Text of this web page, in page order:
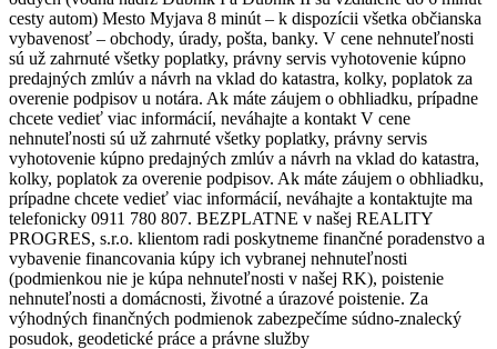
cesty autom) Mesto Myjava 8 minút – k dispozícii všetka občianska
vybavenosť – obchody, úrady, pošta, banky. V cene nehnuteľnosti
sú už zahrnuté všetky poplatky, právny servis vyhotovenie kúpno
predajných zmlúv a návrh na vklad do katastra, kolky, poplatok za
overenie podpisov u notára. Ak máte záujem o obhliadku, prípadne
chcete vedieť viac informácií, neváhajte a kontakt V cene
nehnuteľnosti sú už zahrnuté všetky poplatky, právny servis
vyhotovenie kúpno predajných zmlúv a návrh na vklad do katastra,
kolky, poplatok za overenie podpisov. Ak máte záujem o obhliadku,
prípadne chcete vedieť viac informácií, neváhajte a kontaktujte ma
telefonicky 0911 780 807. BEZPLATNE v našej REALITY
PROGRES, s.r.o. klientom radi poskytneme finančné poradenstvo a
vybavenie financovania kúpy ich vybranej nehnuteľnosti
(podmienkou nie je kúpa nehnuteľnosti v našej RK), poistenie
nehnuteľnosti a domácnosti, životné a úrazové poistenie. Za
výhodných finančných podmienok zabezpečíme súdno-znalecký
posudok, geodetické práce a právne služby